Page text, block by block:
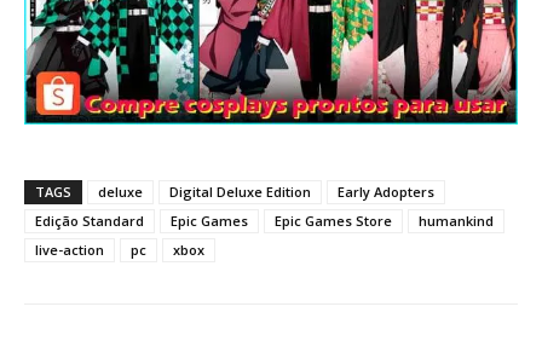
TAGS deluxe Digital Deluxe Edition
Early Adopters
Edição Standard
Epic Games Epic Games Store
humankind
live-action
pc xbox